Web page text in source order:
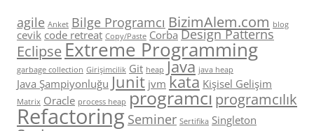
agile Anket Bilge Programcı BizimAlem.com blog
cevik code retreat Copy/Paste Corba Design Patterns
Eclipse Extreme Programming
garbage collection Girişimcilik Git heap Java java heap
Java Şampiyonluğu Junit jvm kata Kişisel Gelişim
Matrix Oracle process heap programcı programcılık
Refactoring Seminer Sertifika Singleton